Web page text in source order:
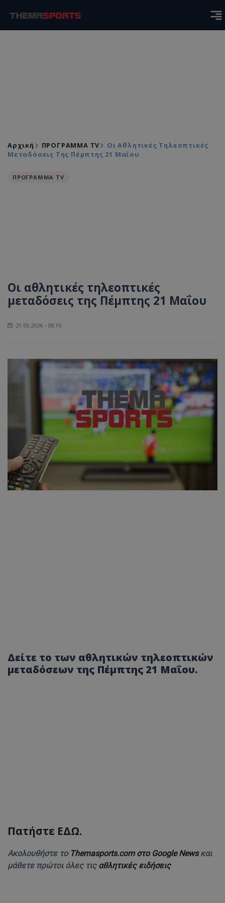
Αρχική ΠΡΟΓΡΑΜΜΑ TV
Οι Αθλητικές Τηλεοπτικές
Μεταδόσεις Της Πέμπτης 21 Μαΐου
ΠΡΟΓΡΑΜΜΑ TV
Οι αθλητικές τηλεοπτικές
μεταδόσεις της Πέμπτης 21 Μαΐου
21.05.2026 - 08:10
Δείτε το των αθλητικών τηλεοπτικών
μεταδόσεων της Πέμπτης 21 Μαΐου.
Πατήστε ΕΔΩ.
Ακολουθήστε το Themasports.com στο Google Newsκαι
μάθετε πρώτοι όλες τις αθλητικές ειδήσεις